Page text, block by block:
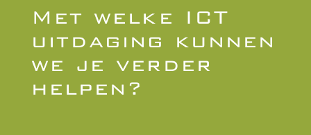
Met welke ICT
uitdaging kunnen
we je verder
helpen?